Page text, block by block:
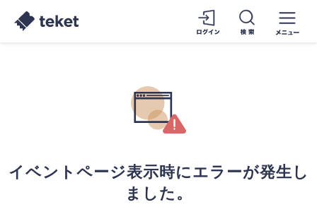
イベントページ表示時にエラーが発生し
ました。